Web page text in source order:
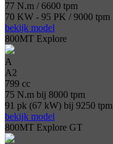
77 N.m / 6600 tpm
70 KW - 95 PK / 9000 tpm
bekijk model
800MT Explore
A
A2
799 cc
75 N.m bij 8000 tpm
91 pk (67 kW) bij 9250 tpm
bekijk model
800MT Explore GT